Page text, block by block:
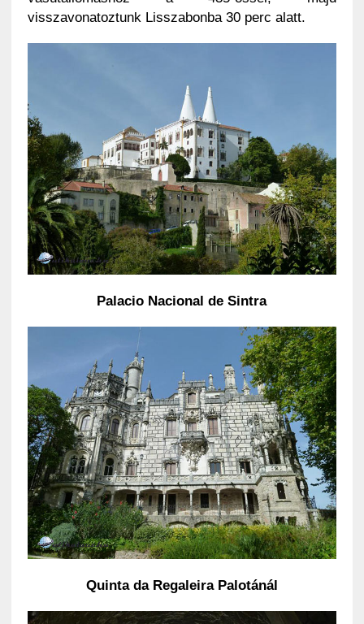
visszavonatoztunk Lisszabonba 30 perc alatt.
Palacio Nacional de Sintra
Quinta da Regaleira Palotánál